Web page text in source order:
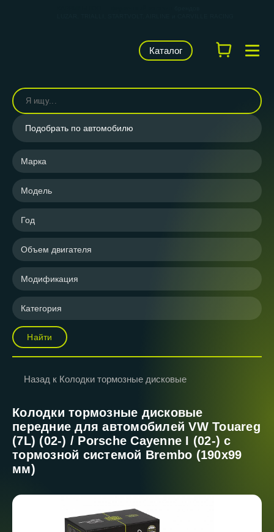
Каталог
Подобрать по автомобилю
Марка
Модель
Год
Объем двигателя
Модификация
Категория
Найти
Назад к Колодки тормозные дисковые
Колодки тормозные дисковые
передние для автомобилей VW Touareg
(7L) (02-) / Porsche Cayenne I (02-) с
тормозной системой Brembo (190x99
мм)